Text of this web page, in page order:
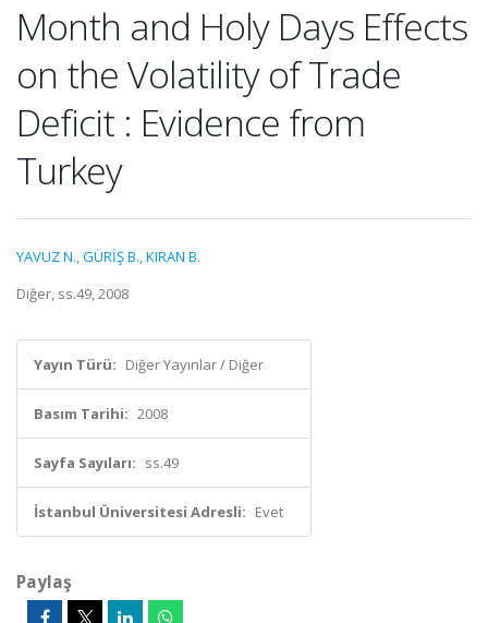
Month and Holy Days Effects
on the Volatility of Trade
Deficit : Evidence from
Turkey
YAVUZ N.,GÜRİŞ B.,KIRAN B.
Diğer, ss.49, 2008
Yayın Türü: Diğer Yayınlar / Diğer
Basım Tarihi: 2008
Sayfa Sayıları: ss.49
İstanbul Üniversitesi Adresli: Evet
Paylaş